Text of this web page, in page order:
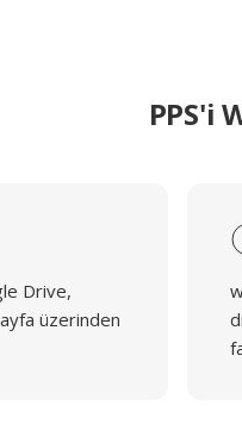
PPS'i
Drive,
üzerinden